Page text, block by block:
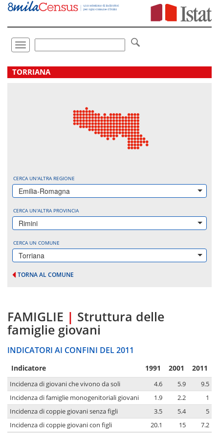
Vai
direttamente
Toggle
navigation
.
TORRIANA
CERCA UN'ALTRA REGIONE
Emilia-Romagna
CERCA UN'ALTRA PROVINCIA
Rimini
CERCA UN COMUNE
Torriana
TORNA AL COMUNE
FAMIGLIE | Struttura delle
famiglie giovani
INDICATORI AI CONFINI DEL 2011
Indicatore 1991 2001 2011
Incidenza di giovani che vivono da soli 4.6 5.9
9.5
Incidenza di famiglie monogenitoriali giovani
1.9 2.2
1
Incidenza di coppie giovani senza figli
3.5 5.4
5
Incidenza di coppie giovani con figli
20.1 15 7.2